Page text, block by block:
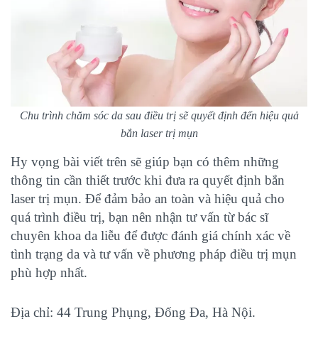
Chu trình chăm sóc da sau điều trị sẽ quyết định đến hiệu quả
bắn laser trị mụn
Hy vọng bài viết trên sẽ giúp bạn có thêm những
thông tin cần thiết trước khi đưa ra quyết định bắn
laser trị mụn. Để đảm bảo an toàn và hiệu quả cho
quá trình điều trị, bạn nên nhận tư vấn từ bác sĩ
chuyên khoa da liễu để được đánh giá chính xác về
tình trạng da và tư vấn về phương pháp điều trị mụn
phù hợp nhất.
Địa chỉ: 44 Trung Phụng, Đống Đa, Hà Nội.